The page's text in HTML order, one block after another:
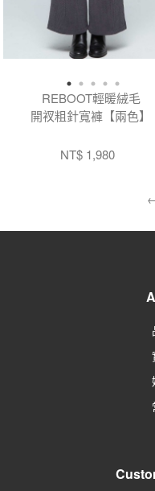
REBOOT輕暖絨毛
開衩粗針寬褲【兩色】
NT$ 1,980